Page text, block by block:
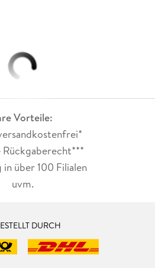
Vorteile:
Rückgaberecht***
über 100 Filialen
uvm.
DURCH